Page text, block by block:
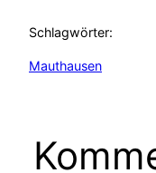
Schlagwörter:
Mauthausen